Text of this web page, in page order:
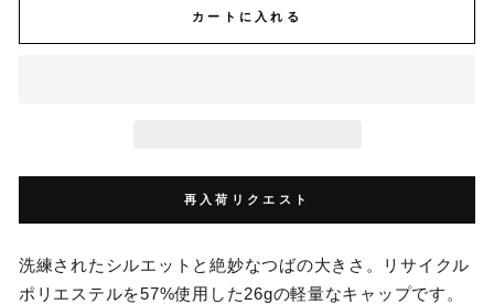
カートに入れる
再入荷リクエスト
洗練されたシルエットと絶妙なつばの大きさ。リサイクル
ポリエステルを57%使用した26gの軽量なキャップです。